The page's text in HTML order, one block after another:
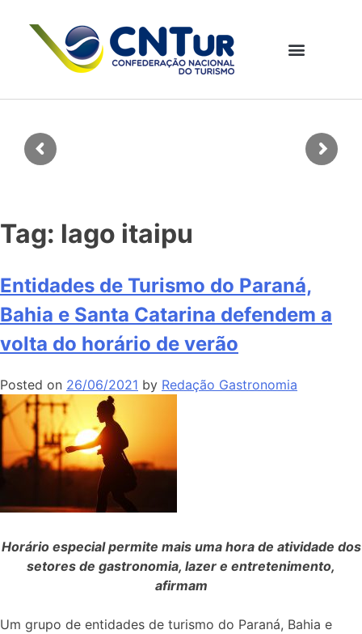
Tag: lago itaipu
Entidades de Turismo do Paraná,
Bahia e Santa Catarina defendem a
volta do horário de verão
Posted on 26/06/2021 by Redação Gastronomia
Horário especial permite mais uma hora de atividade dos
setores de gastronomia, lazer e entretenimento,
afirmam
Um grupo de entidades de turismo do Paraná, Bahia e